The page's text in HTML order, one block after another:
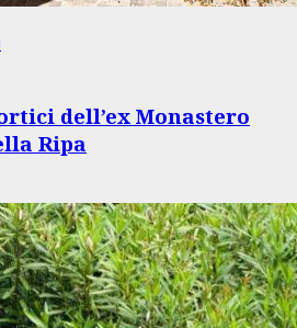
dell’ex Monastero
Ripa